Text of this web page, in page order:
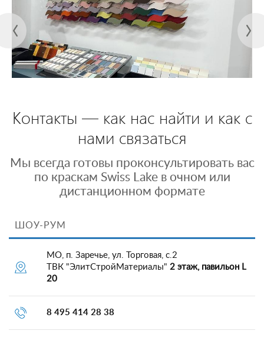
Контакты — как нас найти и как с
нами связаться
Мы всегда готовы проконсультировать вас
по краскам Swiss Lake в очном или
дистанционном формате
ШОУ-РУМ
МО, п. Заречье, ул. Торговая, с.2
ТВК "ЭлитСтройМатериалы" 2 этаж, павильон L
20
8 495 414 28 38